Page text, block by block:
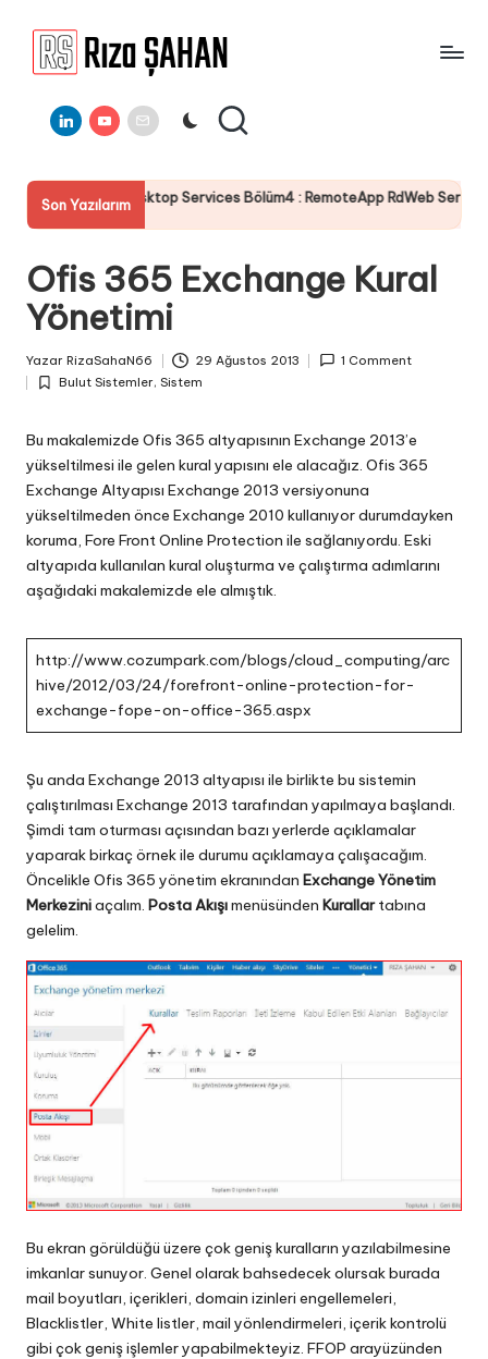
a
Ş
A
H
A
N
Bilgi
Paylaşım
LinkedinYoutube
E-
Mail
Son Yazılarım
Services Bölüm4 : RemoteApp RdWeb Sertifika Yapılandırması
Ofis 365 Exchange Kural
Yönetimi
by
Yazar RizaSahaN66 29 Ağustos 2013 1 Comment
Posted
Bulut Sistemler, Sistem
Bu makalemizde Ofis 365 altyapısının Exchange 2013’e
yükseltilmesi ile gelen kural yapısını ele alacağız. Ofis 365
Exchange Altyapısı Exchange 2013 versiyonuna
yükseltilmeden önce Exchange 2010 kullanıyor durumdayken
koruma, Fore Front Online Protection ile sağlanıyordu. Eski
altyapıda kullanılan kural oluşturma ve çalıştırma adımlarını
aşağıdaki makalemizde ele almıştık.
http://www.cozumpark.com/blogs/cloud_computing/arc
hive/2012/03/24/forefront-online-protection-for-
exchange-fope-on-office-365.aspx
Şu anda Exchange 2013 altyapısı ile birlikte bu sistemin
çalıştırılması Exchange 2013 tarafından yapılmaya başlandı.
Şimdi tam oturması açısından bazı yerlerde açıklamalar
yaparak birkaç örnek ile durumu açıklamaya çalışacağım.
Öncelikle Ofis 365 yönetim ekranından Exchange Yönetim
Merkeziniaçalım. Posta Akışımenüsünden Kurallartabına
gelelim.
Bu ekran görüldüğü üzere çok geniş kuralların yazılabilmesine
imkanlar sunuyor. Genel olarak bahsedecek olursak burada
mail boyutları, içerikleri, domain izinleri engellemeleri,
Blacklistler, White listler, mail yönlendirmeleri, içerik kontrolü
gibi çok geniş işlemler yapabilmekteyiz. FFOP arayüzünden